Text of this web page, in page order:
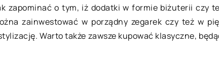
zapominać o tym, iż dodatki w formie biżuterii czy
zainwestować w porządny zegarek czy też w
Warto także zawsze kupować klasyczne,
skórnej – najgłębszej […]